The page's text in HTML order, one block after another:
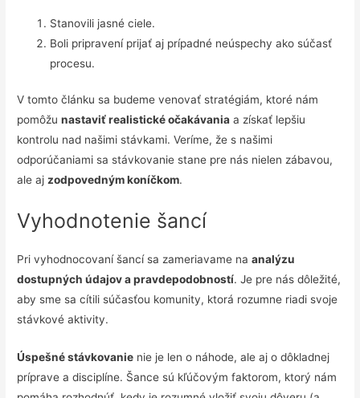
Stanovili jasné ciele.
Boli pripravení prijať aj prípadné neúspechy ako súčasť
procesu.
V tomto článku sa budeme venovať stratégiám, ktoré nám
pomôžunastaviť realistické očakávania a získať lepšiu
kontrolu nad našimi stávkami. Veríme, že s našimi
odporúčaniami sa stávkovanie stane pre nás nielen zábavou,
ale aj zodpovedným koníčkom.
Vyhodnotenie šancí
Pri vyhodnocovaní šancí sa zameriavame naanalýzu
dostupných údajov a pravdepodobností. Je pre nás dôležité,
aby sme sa cítili súčasťou komunity, ktorá rozumne riadi svoje
stávkové aktivity.
Úspešné stávkovanie nie je len o náhode, ale aj o dôkladnej
príprave a disciplíne. Šance sú kľúčovým faktorom, ktorý nám